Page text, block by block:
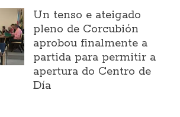
Un tenso e ateigado
pleno de Corcubión
aprobou finalmente a
partida para permitir a
apertura do Centro de
Día